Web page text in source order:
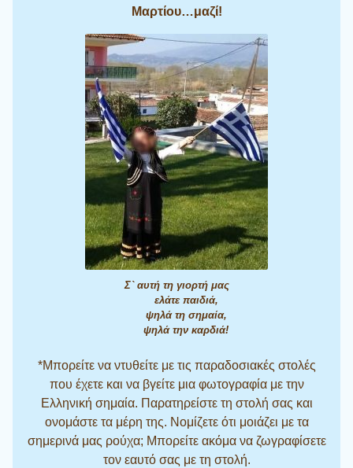
Μαρτίου…μαζί!
Σ` αυτή τη γιορτή μας
ελάτε παιδιά,
ψηλά τη σημαία,
ψηλά την καρδιά!
*Μπορείτε να ντυθείτε με τις παραδοσιακές στολές
που έχετε και να βγείτε μια φωτογραφία με την
Ελληνική σημαία. Παρατηρείστε τη στολή σας και
ονομάστε τα μέρη της. Νομίζετε ότι μοιάζει με τα
σημερινά μας ρούχα; Μπορείτε ακόμα να ζωγραφίσετε
τον εαυτό σας με τη στολή.